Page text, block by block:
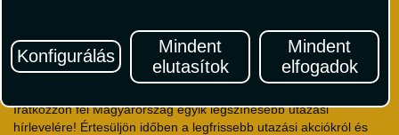
Konfigurálás
Mindent
elutasítok
Mindent
elfogadok
Hírlevél
Iratkozzon fel Magyarország egyik legszínesebb utazási
hírlevelére! Értesüljön időben a legfrissebb utazási akciókról és